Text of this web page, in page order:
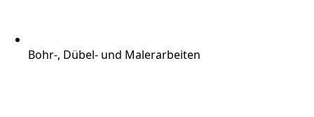
Bohr-, Dübel- und Malerarbeiten